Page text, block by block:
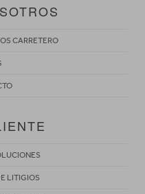
CARRETERO
LITIGIOS